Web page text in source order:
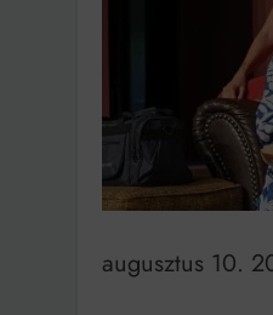
augusztus 10.